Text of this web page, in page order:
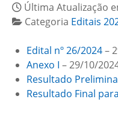
Última Atualização
Categoria Editais
Edital nº 26/2024–
Anexo I – 29/10/
Resultado
Resultado Final